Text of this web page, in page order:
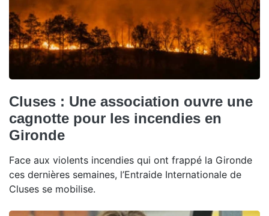
Cluses : Une association ouvre une
cagnotte pour les incendies en
Gironde
Face aux violents incendies qui ont frappé la Gironde
ces dernières semaines, l’Entraide Internationale de
Cluses se mobilise.